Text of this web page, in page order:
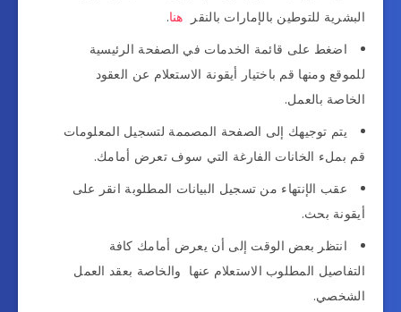
البشرية للتوطين بالإمارات بالنقر
هنا.
اضغط على قائمة الخدمات في الصفحة الرئيسية
للموقع ومنها قم باختيار أيقونة الاستعلام عن العقود
الخاصة بالعمل.
يتم توجيهك إلى الصفحة المصممة لتسجيل المعلومات
قم بملء الخانات الفارغة التي سوف تعرض أمامك.
عقب الإنتهاء من تسجيل البيانات المطلوبة انقر على
أيقونة بحث.
انتظر بعض الوقت إلى أن يعرض أمامك كافة
التفاصيل المطلوب الاستعلام عنها والخاصة بعقد العمل
الشخصي.